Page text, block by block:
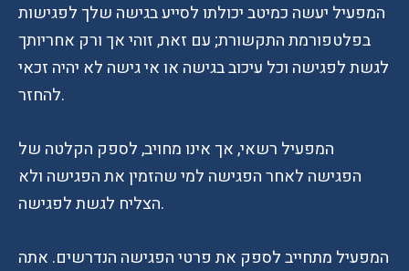
המפעיל יעשה כמיטב יכולתו לסייע בגישה שלך לפגישות
בפלטפורמת התקשורת; עם זאת, זוהי אך ורק אחריותך
לגשת לפגישה וכל עיכוב בגישה או אי גישה לא יהיה זכאי
להחזר.
המפעיל רשאי, אך אינו מחויב, לספק הקלטה של
הפגישה לאחר הפגישה למי שהזמין את הפגישה ולא
הצליח לגשת לפגישה.
המפעיל מתחייב לספק את פרטי הפגישה הנדרשים. אתה